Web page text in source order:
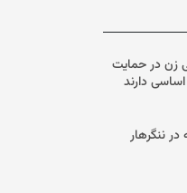
زن در حمایت
دارند
۱۲ ساله در ننگرهار